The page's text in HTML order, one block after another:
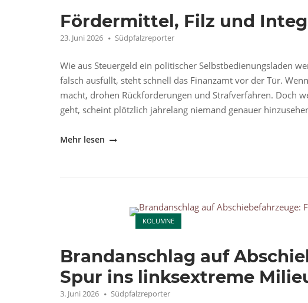
Fördermittel, Filz und
23. Juni 2026 Südpfalzreporter
Wie aus Steuergeld ein politischer Selbstbedienungsladen
falsch ausfüllt, steht schnell das Finanzamt vor der Tür.
macht, drohen Rückforderungen und Strafverfahren. Doch
geht, scheint plötzlich jahrelang niemand genauer
"Fördermittel,
Mehr lesen
KOLUMNE
Open post
Brandanschlag auf
Spur ins linksextreme
3. Juni 2026 Südpfalzreporter